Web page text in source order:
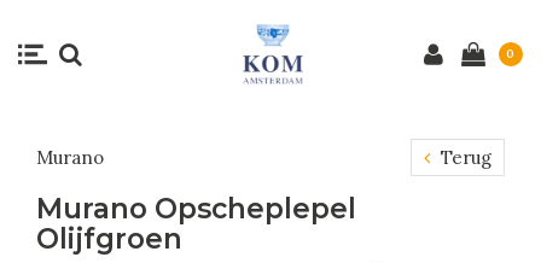
0
Murano Terug
Murano Opscheplepel
Olijfgroen